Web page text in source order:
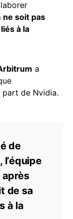
ne soit pas
à la
a
part de Nvidia.
de
l’équipe
de sa
à la